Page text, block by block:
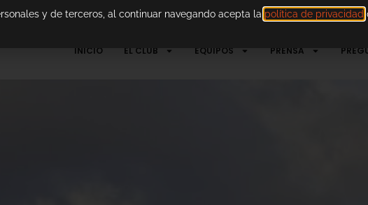
INICIO EL CLUB EQUIPOS PRENSA
y de terceros, al continuar navegando acepta la política de privacidad